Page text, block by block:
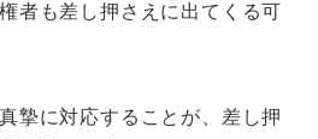
者も差し押さえに出てくる可
摯に対応することが、差し押